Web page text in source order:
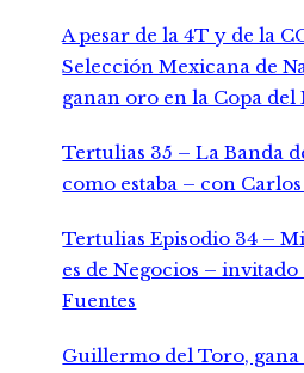
A pesar de la 4T y de la
Selección Mexicana de
ganan oro en la Copa
Tertulias 35 – La Banda
como estaba – con
Tertulias Episodio 34 –
es de Negocios – invitado
Fuentes
Guillermo del Toro, gana